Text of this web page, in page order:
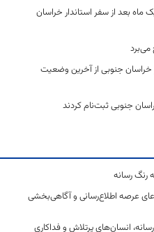
ماه بعد از سفر استاندار خراسان
می‌برد
خراسان جنوبی از آخرین وضعیت
رنگ رسانه
عرصه اطلاع‌رسانی و آگاهی‌بخشی
انسان‌های پرتلاش و فداکاری